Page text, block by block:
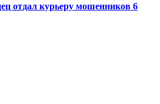
отдал курьеру мошенников 6